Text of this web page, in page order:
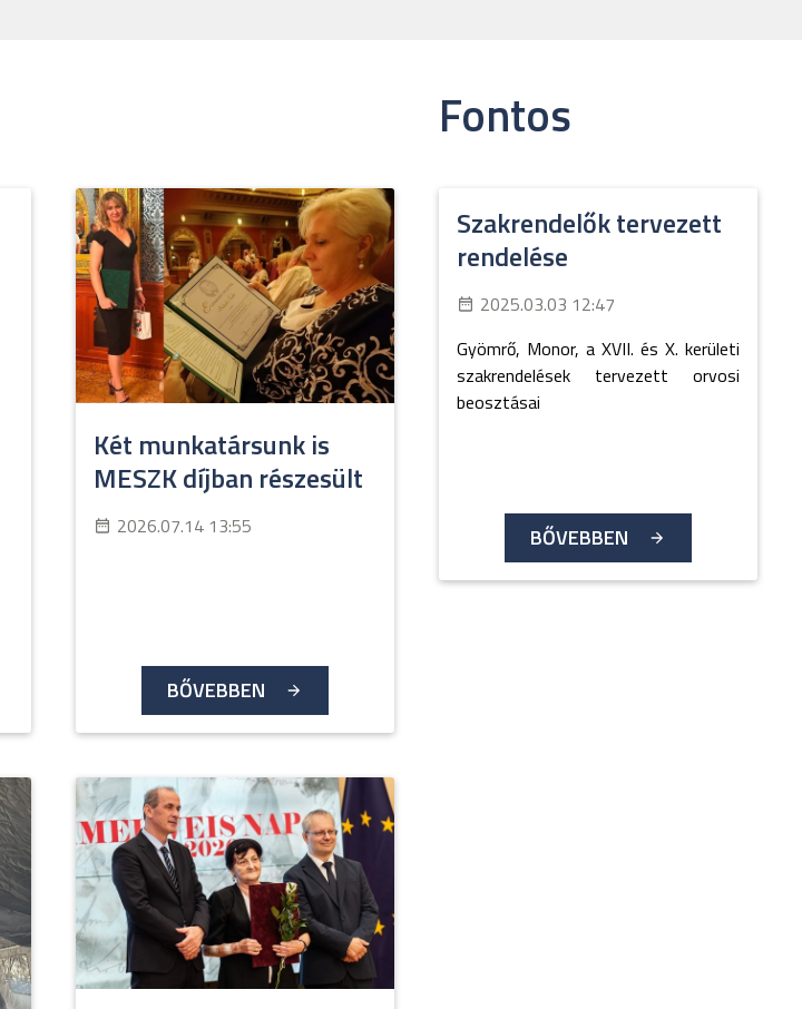
Két munkatársunk is
MESZK díjban részesült
2026.07.14 13:55
BŐVEBBEN
Fontos
Szakrendelők tervezett
rendelése
2025.03.03 12:47
Gyömrő, Monor, a XVII. és X. kerületi
szakrendelések tervezett orvosi
beosztásai
BŐVEBBEN